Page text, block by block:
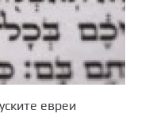
евреи